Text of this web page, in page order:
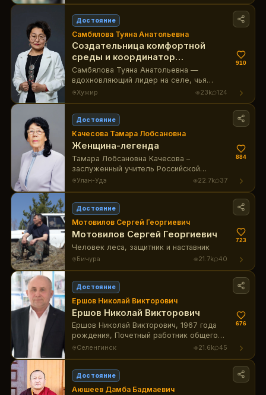
молодое поколение.
Достояние
Самбялова Туяна Анатольевна
Создательница комфортной
среды и координатор
волонтеров
Самбялова Туяна Анатольевна —
вдохновляющий лидер на селе, чья
преданность родному краю и неустанная
гордостью Бурятии.
Хужир 23k 124
910
Достояние
Качесова Тамара Лобсановна
Женщина-легенда
Тамара Лобсановна Качесова –
заслуженный учитель Российской
Федерации, в возрасте 88 лет
недропользования. Стаж ее
преподавательской деятельности – 66
лет!
Улан-Удэ 22.7k 37
884
Достояние
Мотовилов Сергей Георгиевич
Мотовилов Сергей Георгиевич
Человек леса, защитник и наставник
Бичура 21.7k 40
723
Достояние
Ершов Николай Викторович
Ершов Николай Викторович
Ершов Николай Викторович, 1967 года
рождения, Почетный работник общего
образования Российской Федерации,
МБОУ «Селенгинская СОШ № 2», МО
«Кабанский район» Республики Бурятия
Селенгинск 21.6k 45
676
Достояние
Аюшеев Дамба Бадмаевич